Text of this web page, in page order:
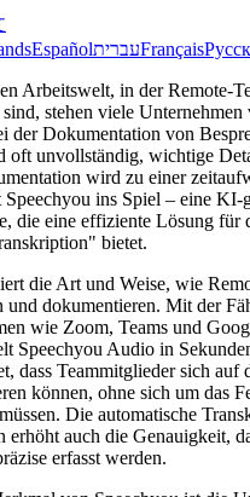
EspañolעבריתFrançais
Arbeitswelt, in der Remote-
stehen viele Unternehmen
der Dokumentation von
oft unvollständig, wichtige
wird zu einer
ins Spiel – eine KI-
die eine effiziente Lösung für
bietet.
die Art und Weise, wie
und dokumentieren. Mit der
wie Zoom, Teams und
Speechyou Audio in
dass Teammitglieder sich auf
können, ohne sich um das
Die automatische
erhöht auch die Genauigkeit,
erfasst werden.